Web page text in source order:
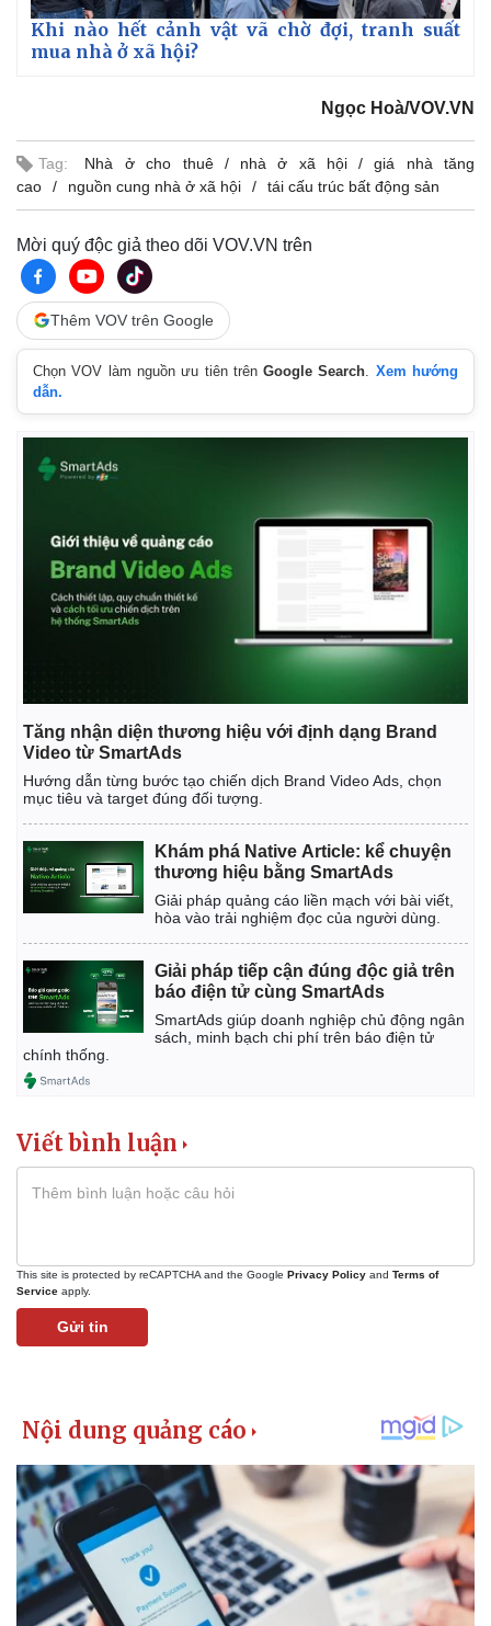
Tin nóng
Tư vấn luật
Việt Nam
Phân tích
Thể thao
Ô tô - Xe máy
Khi nào hết cảnh vật vã chờ đợi, tranh suất
mua nhà ở xã hội?
Ngọc Hoà/VOV.VN
Tag: Nhà ở cho thuê nhà ở xã hội
giá nhà tăng
cao
nguồn cung nhà ở xã hội tái cấu trúc bất động sản
Mời quý độc giả theo dõi VOV.VN trên
Thêm VOV trên Google
Chọn VOV làm nguồn ưu tiên trênGoogle Search
Xem hướng
dẫn.
Tăng nhận diện thương hiệu với định dạng Brand
Video từ SmartAds
Hướng dẫn từng bước tạo chiến dịch Brand Video Ads, chọn
mục tiêu và target đúng đối tượng.
Khám phá Native Article: kể chuyện
thương hiệu bằng SmartAds
Giải pháp quảng cáo liền mạch với bài viết,
hòa vào trải nghiệm đọc của người dùng.
Giải pháp tiếp cận đúng độc giả trên
báo điện tử cùng SmartAds
SmartAds giúp doanh nghiệp chủ động ngân
sách, minh bạch chi phí trên báo điện tử
chính thống.
Viết bình luận
This site is protected by reCAPTCHA and the Google Privacy Policy and Terms of
Service apply.
Gửi tin